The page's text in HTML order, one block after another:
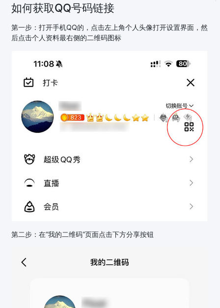
如何获取QQ号码链接
第一步：打开手机QQ的，点击左上角个人头像打开设置界面，然
后点击个人资料最右侧的二维码图标
第二步：在“我的二维码”页面点击下方分享按钮